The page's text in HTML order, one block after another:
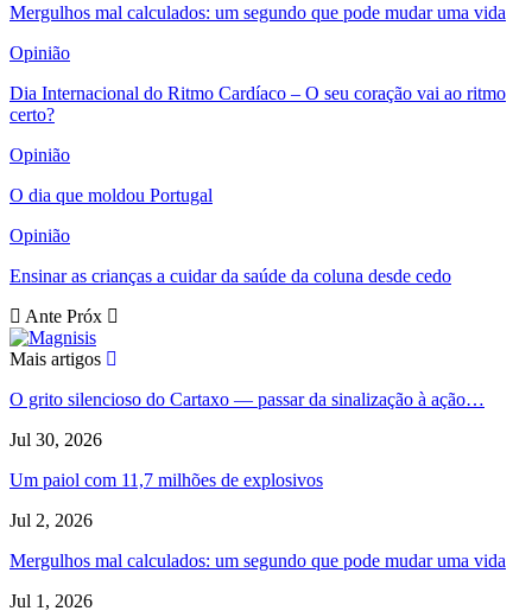
Mergulhos mal calculados: um segundo que pode mudar uma vida
Opinião
Dia Internacional do Ritmo Cardíaco – O seu coração vai ao ritmo
certo?
Opinião
O dia que moldou Portugal
Opinião
Ensinar as crianças a cuidar da saúde da coluna desde cedo
Ante Próx
Mais artigos
O grito silencioso do Cartaxo — passar da sinalização à ação…
Jul 30, 2026
Um paiol com 11,7 milhões de explosivos
Jul 2, 2026
Mergulhos mal calculados: um segundo que pode mudar uma vida
Jul 1, 2026